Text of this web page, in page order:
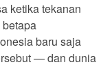
ketika tekanan
baru saja
— dan dunia